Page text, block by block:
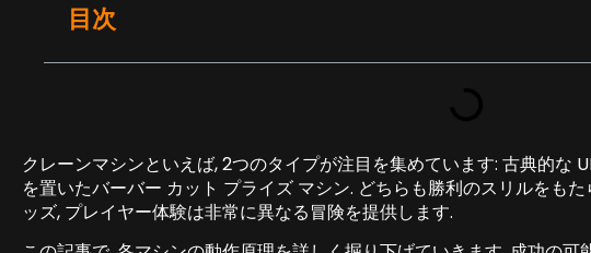
目次
クレーンマシンといえば, 2つのタイプが注目を集めています: 古典的な
を置いたバーバー カット プライズ マシン. どちらも勝利のスリルをも
ッズ, プレイヤー体験は非常に異なる冒険を提供します.